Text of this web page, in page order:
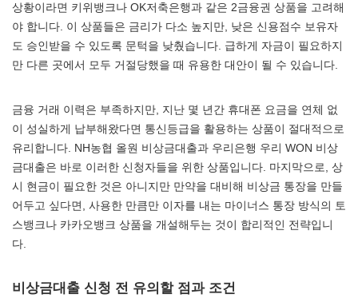
상황이라면 키위뱅크나 OK저축은행과 같은 2금융권 상품을 고려해
야 합니다. 이 상품들은 금리가 다소 높지만, 낮은 신용점수 보유자
도 승인받을 수 있도록 문턱을 낮췄습니다. 급하게 자금이 필요하지
만 다른 곳에서 모두 거절당했을 때 유용한 대안이 될 수 있습니다.
금융 거래 이력은 부족하지만, 지난 몇 년간 휴대폰 요금을 연체 없
이 성실하게 납부해왔다면 통신등급을 활용하는 상품이 절대적으로
유리합니다. NH농협 올원 비상금대출과 우리은행 우리 WON 비상
금대출은 바로 이러한 신청자들을 위한 상품입니다. 마지막으로, 상
시 현금이 필요한 것은 아니지만 만약을 대비해 비상금 통장을 만들
어두고 싶다면, 사용한 만큼만 이자를 내는 마이너스 통장 방식의 토
스뱅크나 카카오뱅크 상품을 개설해두는 것이 합리적인 전략입니
다.
비상금대출 신청 전 유의할 점과 조건